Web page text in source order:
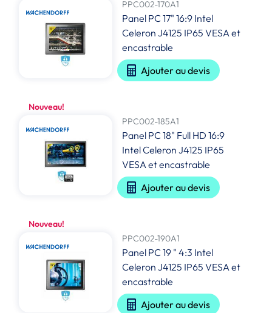
PPC002-170A1
Panel PC 17" 16:9 Intel
Celeron J4125 IP65 VESA et
encastrable
Ajouter au devis
Nouveau!
PPC002-185A1
Panel PC 18" Full HD 16:9
Intel Celeron J4125 IP65
VESA et encastrable
Ajouter au devis
Nouveau!
PPC002-190A1
Panel PC 19 " 4:3 Intel
Celeron J4125 IP65 VESA et
encastrable
Ajouter au devis